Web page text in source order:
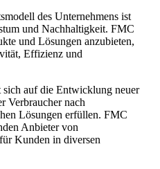
des Unternehmens ist
und Nachhaltigkeit. FMC
und Lösungen anzubieten,
Effizienz und
auf die Entwicklung neuer
Verbraucher nach
Lösungen erfüllen. FMC
Anbieter von
Kunden in diversen